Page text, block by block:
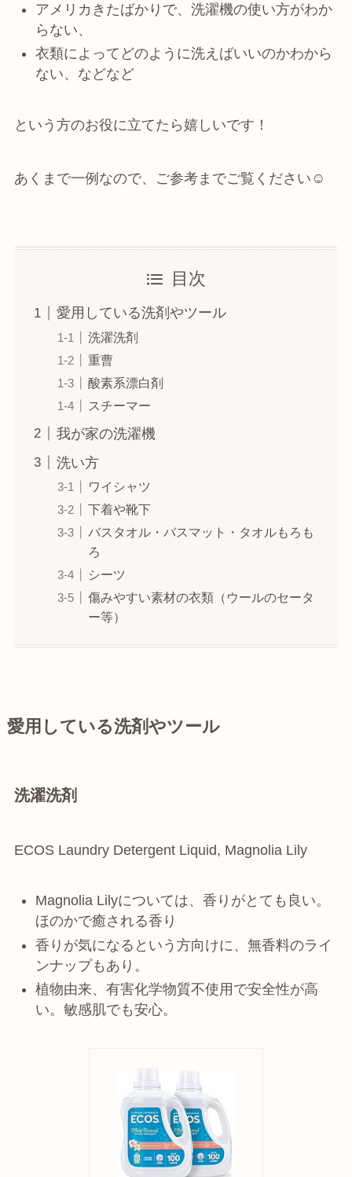
アメリカきたばかりで、洗濯機の使い方がわか
らない、
衣類によってどのように洗えばいいのかわから
ない、などなど
という方のお役に立てたら嬉しいです！
あくまで一例なので、ご参考までご覧ください☺
目次
愛用している洗剤やツール
洗濯洗剤
重曹
酸素系漂白剤
スチーマー
我が家の洗濯機
洗い方
ワイシャツ
下着や靴下
バスタオル・バスマット・タオルもろも
ろ
シーツ
傷みやすい素材の衣類（ウールのセータ
ー等）
愛用している洗剤やツール
洗濯洗剤
ECOS Laundry Detergent Liquid, Magnolia Lily
Magnolia Lilyについては、香りがとても良い。
ほのかで癒される香り
香りが気になるという方向けに、無香料のライ
ンナップもあり。
植物由来、有害化学物質不使用で安全性が高
い。敏感肌でも安心。